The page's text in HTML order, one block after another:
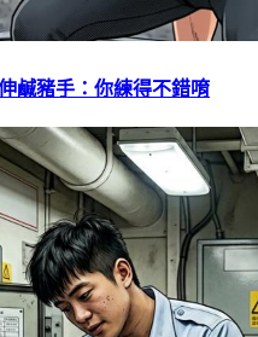
鹹豬手：你練得不錯唷